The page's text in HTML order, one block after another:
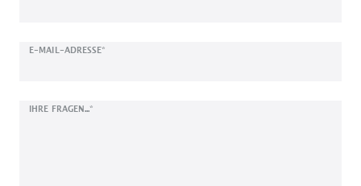
E-MAIL-ADRESSE*
IHRE FRAGEN...*